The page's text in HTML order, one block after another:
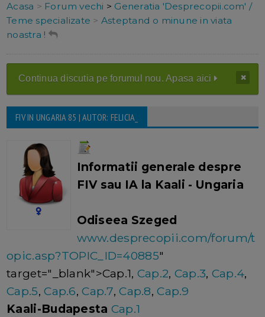
Acasa > Forum vechi > Generatia 'Desprecopii.com' /
Teme specializate > Asteptand o minune in viata
noastra !
Continua discutia pe forumul nou. Apasa aici
FIV IN UNGARIA 85 | AUTOR: FELICIA_
Informatii generale despre
FIV sau IA la Kaali - Ungaria
Odiseea Szeged
www.desprecopii.com/forum/t
opic.asp?TOPIC_ID=40885"
target="_blank">Cap.1, Cap.2, Cap.3, Cap.4,
Cap.5,Cap.6,Cap.7,Cap.8,Cap.9
Kaali-Budapesta Cap.1